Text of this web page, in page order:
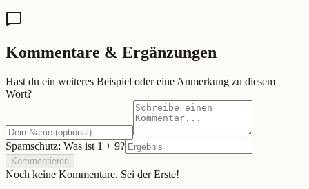
Kommentare & Ergänzungen
Hast du ein weiteres Beispiel oder eine Anmerkung zu diesem
Wort?
Spamschutz: Was ist 1 + 9?
Kommentieren
Noch keine Kommentare. Sei der Erste!